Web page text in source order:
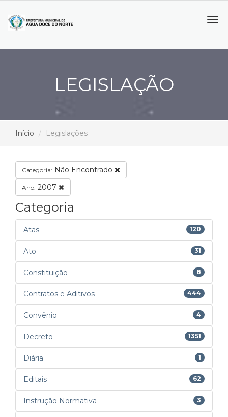
LEGISLAÇÃO
Início Legislações
Categoria: Não Encontrado
Ano: 2007
Categoria
Atas 120
Ato 31
Constituição 8
Contratos e Aditivos 444
Convênio 4
Decreto 1351
Diária 1
Editais 62
Instrução Normativa 3